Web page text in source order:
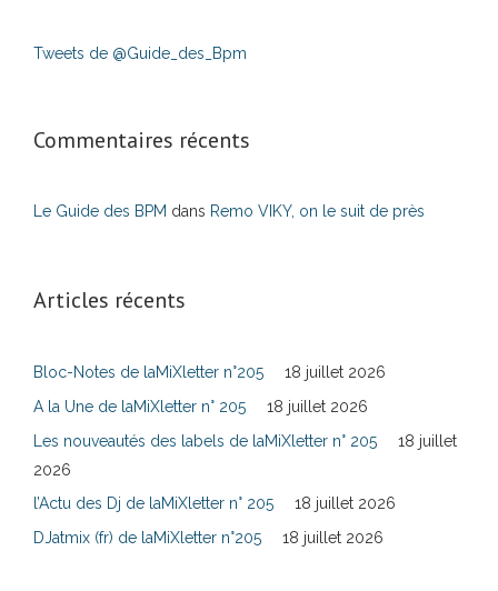
Tweets de @Guide_des_Bpm
Commentaires récents
Le Guide des BPM dans Remo VIKY, on le suit de près
Articles récents
Bloc-Notes de laMiXletter n°205
18 juillet 2026
A la Une de laMiXletter n° 205
18 juillet 2026
Les nouveautés des labels de laMiXletter n° 205
18 juillet
2026
l’Actu des Dj de laMiXletter n° 205
18 juillet 2026
DJatmix (fr) de laMiXletter n°205
18 juillet 2026